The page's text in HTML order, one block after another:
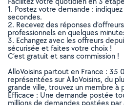
1. Postez votre demande :
secondes.
2. Recevez des réponses
professionnels en quelques
3. Echangez avec les offreurs
sécurisée et faites votre choix !
C’est gratuit et sans commission !
AlloVoisins partout en France : 35
représentées sur AlloVoisins, du
grande ville, trouvez un membre à
Efficace : Une demande postée
millions de demandes postées par